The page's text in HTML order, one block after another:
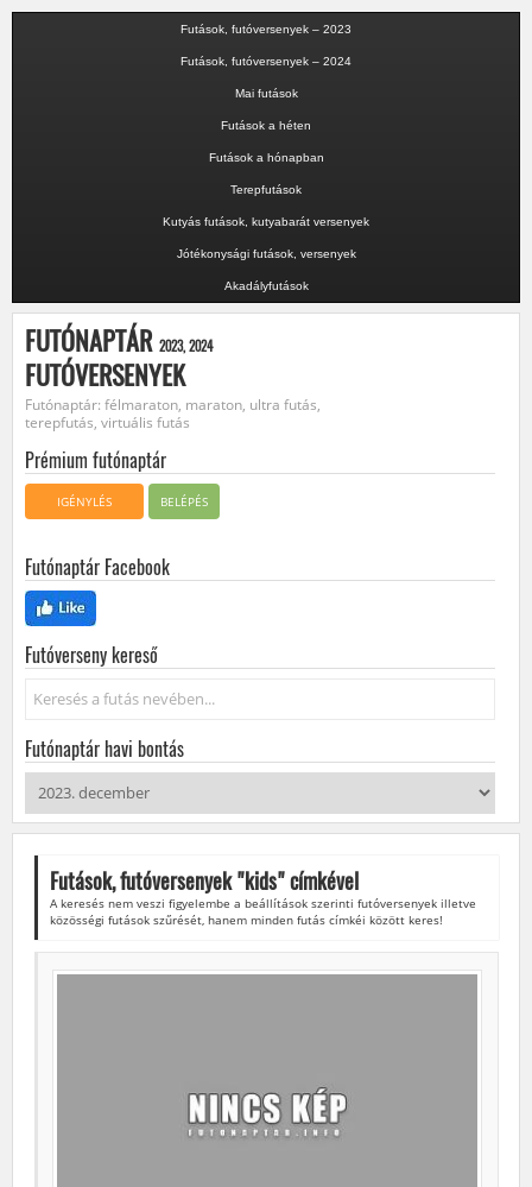
Futások, futóversenyek – 2023
Futások, futóversenyek – 2024
Mai futások
Futások a héten
Futások a hónapban
Terepfutások
Kutyás futások, kutyabarát versenyek
Jótékonysági futások, versenyek
Akadályfutások
FUTÓNAPTÁR 2023, 2024
FUTÓVERSENYEK
Futónaptár: félmaraton, maraton, ultra futás,
terepfutás, virtuális futás
Prémium futónaptár
IGÉNYLÉS BELÉPÉS
Futónaptár Facebook
Futóverseny kereső
Keresés...
Futónaptár havi bontás
Futások, futóversenyek "kids" címkével
A keresés nem veszi figyelembe a beállítások szerinti futóversenyek illetve
közösségi futások szűrését, hanem minden futás címkéi között keres!